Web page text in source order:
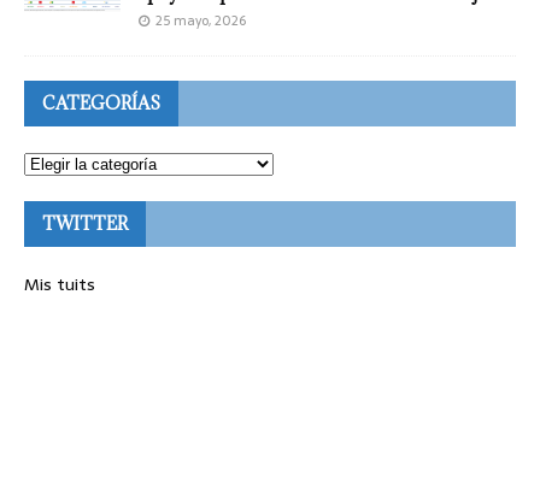
25 mayo, 2026
CATEGORÍAS
TWITTER
Mis tuits